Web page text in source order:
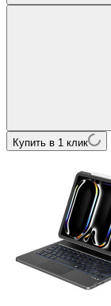
Купить в 1 клик